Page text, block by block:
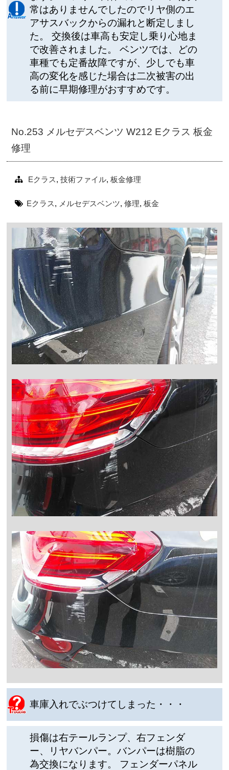
常はありませんでしたのでリヤ側のエ
アサスバックからの漏れと断定しまし
た。 交換後は車高も安定し乗り心地ま
で改善されました。 ベンツでは、どの
車種でも定番故障ですが、少しでも車
高の変化を感じた場合は二次被害の出
る前に早期修理がおすすめです。
No.253 メルセデスベンツ W212 Eクラス 板金
修理
Eクラス,技術ファイル,板金修理
Eクラス, メルセデスベンツ,修理,板金
車庫入れでぶつけてしまった・・・
損傷は右テールランプ、右フェンダ
ー、リヤバンパー。バンパーは樹脂の
為交換になります。 フェンダーパネル